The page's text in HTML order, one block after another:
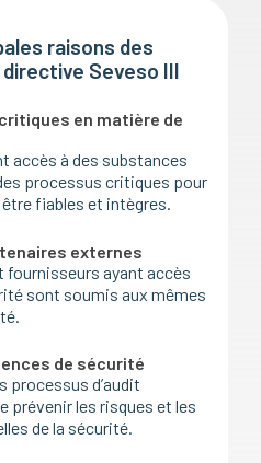
raisons des
Seveso III
en matière de
accès à des substances
processus critiques pour
fiables et intègres.
externes
ayant accès
sont soumis aux mêmes
de sécurité
processus d’audit
prévenir les risques et les
de la sécurité.